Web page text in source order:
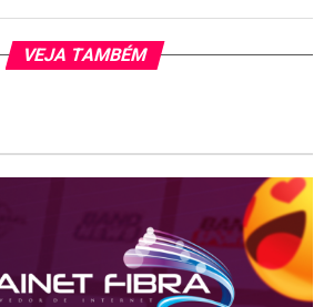
VEJA TAMBÉM